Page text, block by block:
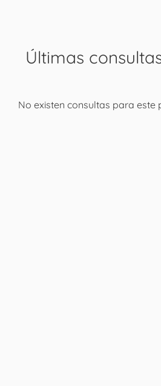
Últimas
No existen consultas para este